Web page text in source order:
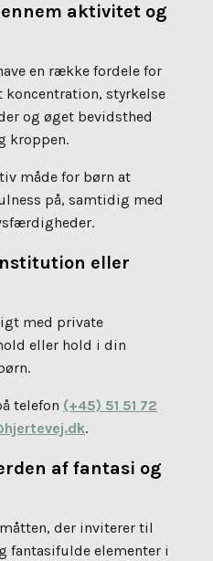
aktivitet og
en række fordele for
koncentration, styrkelse
og øget bevidsthed
kroppen.
måde for børn at
på, samtidig med
eller
med private
eller hold i din
telefon (+45) 51 51 72
.
af fantasi og
der inviterer til
fantasifulde elementer i